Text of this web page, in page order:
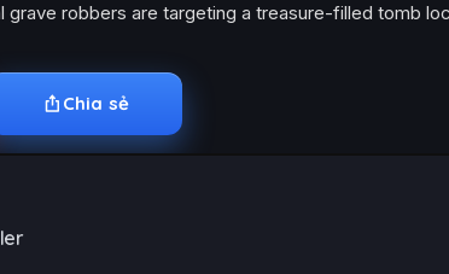
grave robbers are targeting a treasure-filled tomb
Chia sẻ